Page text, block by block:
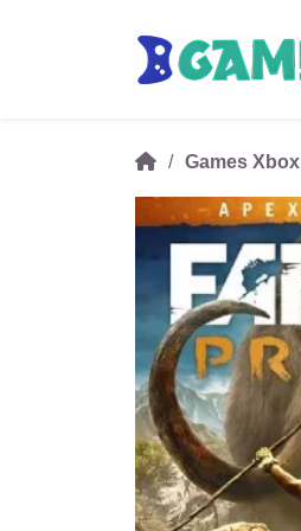
Games Xbox